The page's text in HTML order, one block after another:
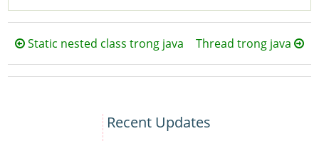
Static nested class trong java Thread trong java
Recent Updates